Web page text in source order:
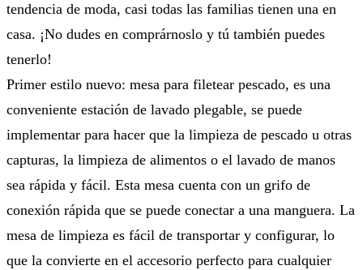
tendencia de moda, casi todas las familias tienen una en
casa. ¡No dudes en comprárnoslo y tú también puedes
tenerlo!
Primer estilo nuevo: mesa para filetear pescado, es una
conveniente estación de lavado plegable, se puede
implementar para hacer que la limpieza de pescado u otras
capturas, la limpieza de alimentos o el lavado de manos
sea rápida y fácil. Esta mesa cuenta con un grifo de
conexión rápida que se puede conectar a una manguera. La
mesa de limpieza es fácil de transportar y configurar, lo
que la convierte en el accesorio perfecto para cualquier